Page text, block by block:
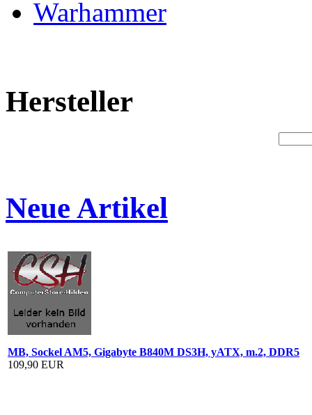
Warhammer
Hersteller
Neue Artikel
MB, Sockel AM5, Gigabyte B840M DS3H, yATX, m.2, DDR5
109,90 EUR